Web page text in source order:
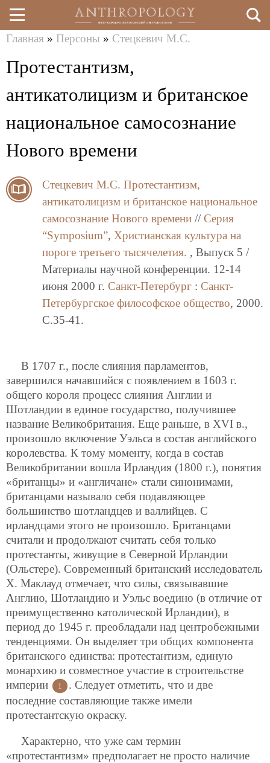
Перейти
к
здесь
Главная » Персоны » Стецкевич М.С.
Протестантизм,
антикатолицизм и британское
национальное самосознание
Нового времени
Стецкевич М.С. Протестантизм,
антикатолицизм и британское национальное
самосознание Нового времени // Серия
“Symposium”, Христианская культура на
пороге третьего тысячелетия. , Выпуск 5 /
Материалы научной конференции. 12-14
июня 2000 г. Санкт-Петербург : Санкт-
Петербургское философское общество, 2000.
C.35-41.
В 1707 г., после слияния парламентов,
завершился начавшийся с появлением в 1603 г.
общего короля процесс слияния Англии и
Шотландии в единое государство, получившее
название Великобритания. Еще раньше, в XVI в.,
произошло включение Уэльса в состав английского
королевства. К тому моменту, когда в состав
Великобритании вошла Ирландия (1800 г.), понятия
«британцы» и «англичане» стали синонимами,
британцами называло себя подавляющее
большинство шотландцев и валлийцев. С
ирландцами этого не произошло. Британцами
считали и продолжают считать себя только
протестанты, живущие в Северной Ирландии
(Ольстере). Современный британский исследователь
Х. Маклауд отмечает, что силы, связывавшие
Англию, Шотландию и Уэльс воедино (в отличие от
преимущественно католической Ирландии), в
период до 1945 г. преобладали над центробежными
тенденциями. Он выделяет три общих компонента
британского единства: протестантизм, единую
монархию и совместное участие в строительстве
империи
1
. Следует отметить, что и две
последние составляющие также имели
протестантскую окраску.
Характерно, что уже сам термин
«протестантизм» предполагает не просто наличие